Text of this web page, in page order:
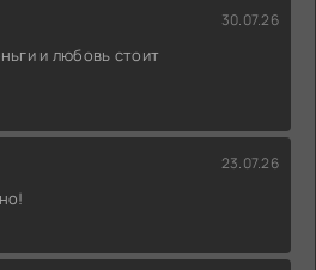
30.07.26
и любовь стоит
23.07.26